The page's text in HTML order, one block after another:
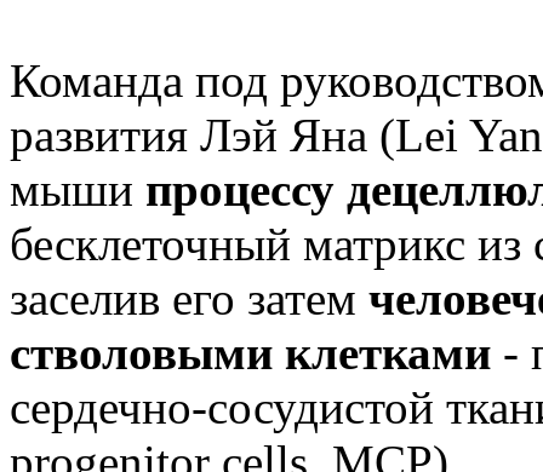
Команда под
развития Лэй Яна (Lei
мыши процессу
бесклеточный матрикс
заселив его затем
стволовыми клетками -
сердечно-сосудистой